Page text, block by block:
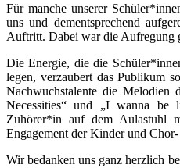
Für manche unserer
uns und dementsprechend
Auftritt. Dabei war die Aufregung
Die Energie, die die
legen, verzaubert das Publikum
Nachwuchstalente die Melodien
Necessities“ und „I wanna be
Zuhörer*in auf dem Aulastuhl
Engagement der Kinder und
Wir bedanken uns ganz herzlich